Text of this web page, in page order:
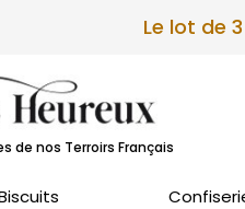
Le lot de
de nos Terroirs Français